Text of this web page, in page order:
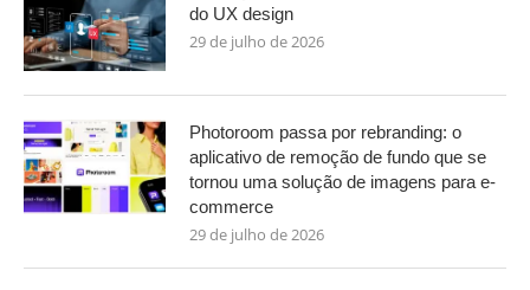
do UX design
29 de julho de 2026
Photoroom passa por rebranding: o
aplicativo de remoção de fundo que se
tornou uma solução de imagens para e-
commerce
29 de julho de 2026